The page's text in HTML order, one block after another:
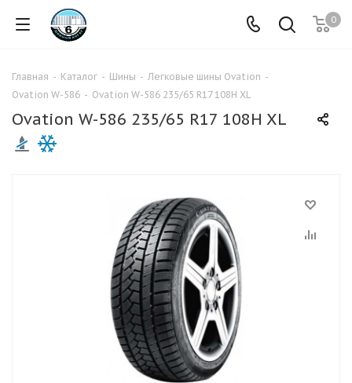
0
Главная - Каталог - Шины - Легковые шины Ovation -
Ovation W-586 - Ovation W-586 235/65 R17 108H XL
Ovation W-586 235/65 R17 108H XL